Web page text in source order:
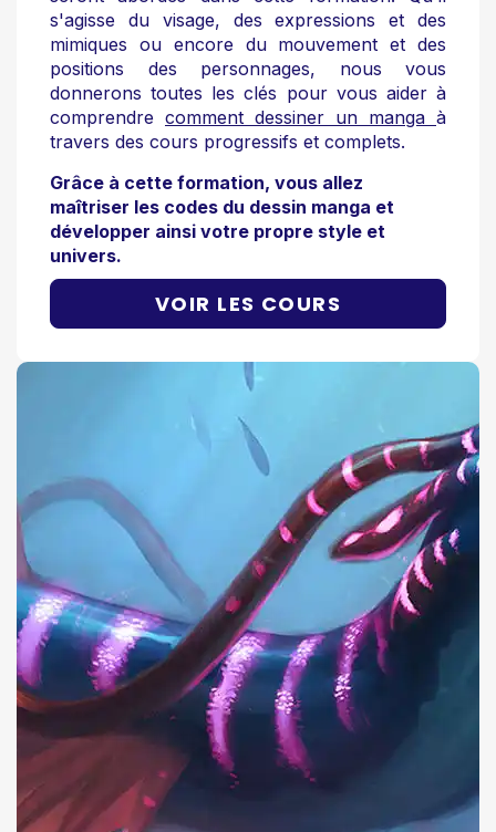
s'agisse du visage, des expressions et des
mimiques ou encore du mouvement et des
positions des personnages, nous vous
donnerons toutes les clés pour vous aider à
comprendre comment dessiner un manga à
travers des cours progressifs et complets.
Grâce à cette formation, vous allez
maîtriser les codes du dessin manga et
développer ainsi votre propre style et
univers.
VOIR LES COURS